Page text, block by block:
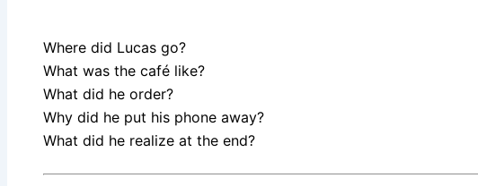
Where did Lucas go?
What was the café like?
What did he order?
Why did he put his phone away?
What did he realize at the end?